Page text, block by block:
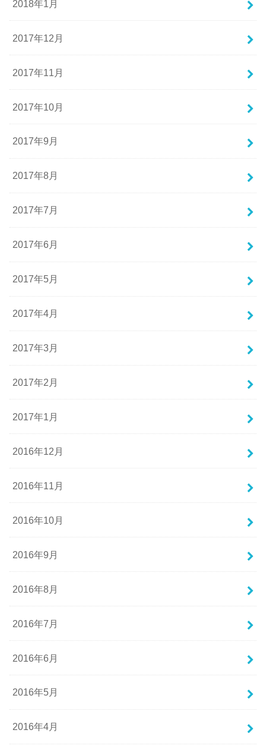
2018年1月
2017年12月
2017年11月
2017年10月
2017年9月
2017年8月
2017年7月
2017年6月
2017年5月
2017年4月
2017年3月
2017年2月
2017年1月
2016年12月
2016年11月
2016年10月
2016年9月
2016年8月
2016年7月
2016年6月
2016年5月
2016年4月